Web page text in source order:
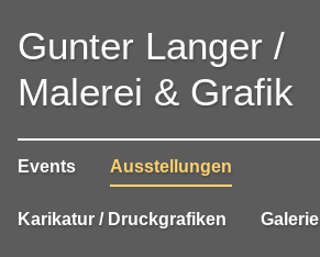
Gunter Langer /
Malerei & Grafik
Events Ausstellungen
Karikatur / Druckgrafiken Galerie